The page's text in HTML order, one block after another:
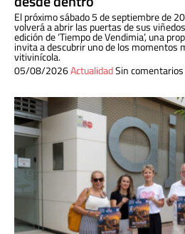
El próximo sábado 5 de septiembre de
volverá a abrir las puertas de sus
edición de ‘Tiempo de Vendimia’, una
invita a descubrir uno de los momentos
vitivinícola.
05/08/2026ActualidadSin comentarios